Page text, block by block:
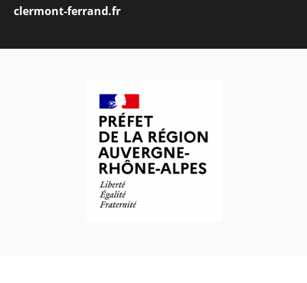
clermont-ferrand.fr